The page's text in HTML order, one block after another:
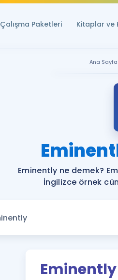
Çalışma Paketleri Kitaplar ve
Ana Sayfa
Eminently ne demek?
İngilizce örnek
Eminently